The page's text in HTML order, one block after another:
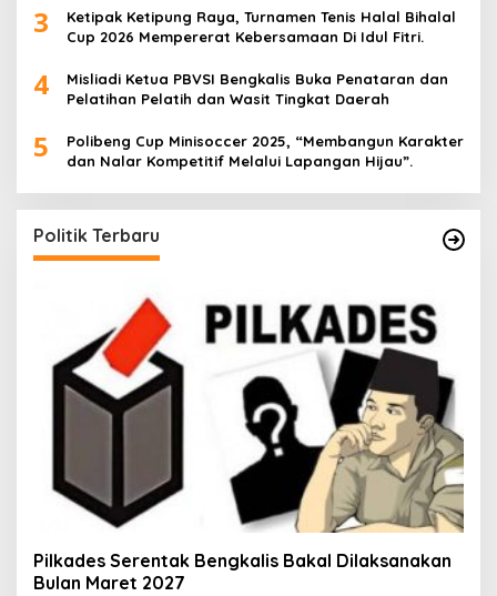
3
Ketipak Ketipung Raya, Turnamen Tenis Halal Bihalal
Cup 2026 Mempererat Kebersamaan Di Idul Fitri.
4
Misliadi Ketua PBVSI Bengkalis Buka Penataran dan
Pelatihan Pelatih dan Wasit Tingkat Daerah
5
Polibeng Cup Minisoccer 2025, “Membangun Karakter
dan Nalar Kompetitif Melalui Lapangan Hijau”.
Politik Terbaru
Pilkades Serentak Bengkalis Bakal Dilaksanakan
Bulan Maret 2027